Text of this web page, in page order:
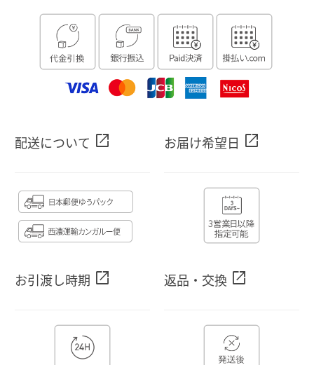
配送について open_in_new お届け希望日 open_in_new
お引渡し時期 open_in_new 返品・交換 open_in_new